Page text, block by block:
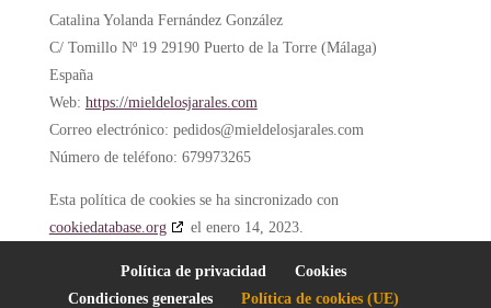
Catalina Yolanda Fernández González
C/ Tomillo Nº 19 29190 Puerto de la Torre (Málaga)
España
Web: https://mieldelosjarales.com
Correo electrónico: pedidos@mieldelosjarales.com
Número de teléfono: 679973265
Esta política de cookies se ha sincronizado con
cookiedatabase.org
el enero 14, 2023.
Política de privacidad
Cookies
Condiciones generales
Política de cookies (UE)